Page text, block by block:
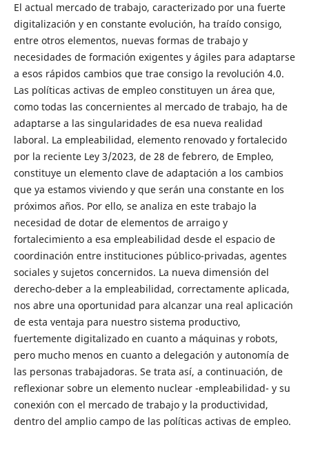
El actual mercado de trabajo, caracterizado por una fuerte
digitalización y en constante evolución, ha traído consigo,
entre otros elementos, nuevas formas de trabajo y
necesidades de formación exigentes y ágiles para adaptarse
a esos rápidos cambios que trae consigo la revolución 4.0.
Las políticas activas de empleo constituyen un área que,
como todas las concernientes al mercado de trabajo, ha de
adaptarse a las singularidades de esa nueva realidad
laboral. La empleabilidad, elemento renovado y fortalecido
por la reciente Ley 3/2023, de 28 de febrero, de Empleo,
constituye un elemento clave de adaptación a los cambios
que ya estamos viviendo y que serán una constante en los
próximos años. Por ello, se analiza en este trabajo la
necesidad de dotar de elementos de arraigo y
fortalecimiento a esa empleabilidad desde el espacio de
coordinación entre instituciones público-privadas, agentes
sociales y sujetos concernidos. La nueva dimensión del
derecho-deber a la empleabilidad, correctamente aplicada,
nos abre una oportunidad para alcanzar una real aplicación
de esta ventaja para nuestro sistema productivo,
fuertemente digitalizado en cuanto a máquinas y robots,
pero mucho menos en cuanto a delegación y autonomía de
las personas trabajadoras. Se trata así, a continuación, de
reflexionar sobre un elemento nuclear -empleabilidad- y su
conexión con el mercado de trabajo y la productividad,
dentro del amplio campo de las políticas activas de empleo.